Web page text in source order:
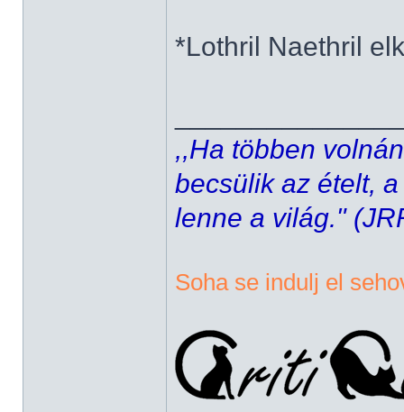
*Lothril Naethril
,,Ha többen
becsülik az ételt,
lenne a világ."
Soha se indulj el